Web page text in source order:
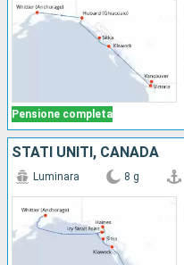
Pensione completa
STATI UNITI, CANADA
Luminara 8 g